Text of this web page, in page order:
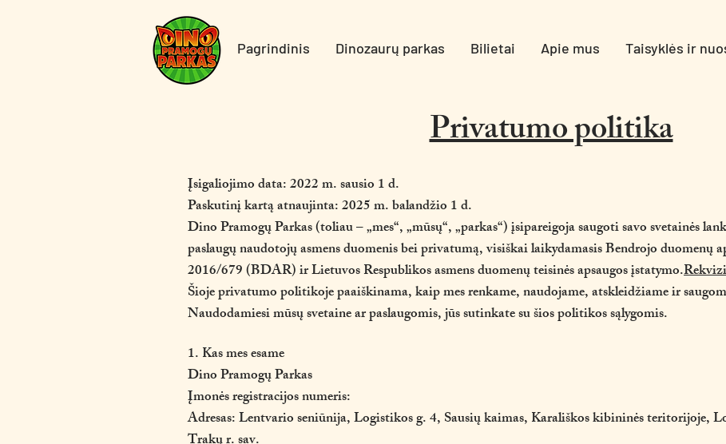
Pagrindinis Dinozaurų parkas Bilietai Apie mus Taisyklės ir
Privatumo politika
Įsigaliojimo data: 2022 m. sausio 1 d.
Paskutinį kartą atnaujinta: 2025 m. balandžio 1 d.
Dino Pramogų Parkas (toliau – „mes“, „mūsų“, „parkas“) įsipareigoja saugoti savo svetainės
paslaugų naudotojų asmens duomenis bei privatumą, visiškai laikydamasis Bendrojo duomenų
2016/679 (BDAR) ir Lietuvos Respublikos asmens duomenų teisinės apsaugos įstatymo.
Šioje privatumo politikoje paaiškinama, kaip mes renkame, naudojame, atskleidžiame ir
Naudodamiesi mūsų svetaine ar paslaugomis, jūs sutinkate su šios politikos sąlygomis.
1. Kas mes esame
Dino Pramogų Parkas
Įmonės registracijos numeris:
Adresas: Lentvario seniūnija, Logistikos g. 4, Sausių kaimas, Karališkos kibininės teritorijoje,